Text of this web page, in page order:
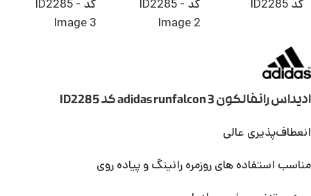
ادیداس رانفالکون 3 adidas runfalcon کد ID2285
انعطاف‌پذیری عالی
مناسب استفاده های روزمره رانینگ و پیاده روی